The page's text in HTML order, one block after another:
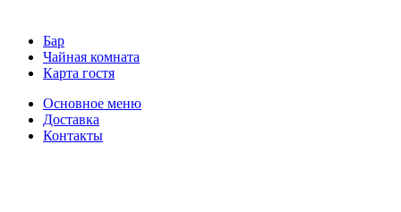
Бар
Чайная комната
Карта гостя
Основное меню
Доставка
Контакты